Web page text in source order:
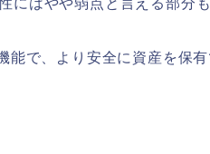
にはやや弱点と言える部分
で、より安全に資産を保